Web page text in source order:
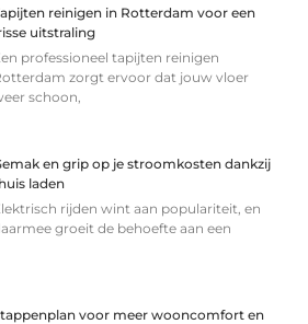
reinigen in Rotterdam voor een
uitstraling
professioneel tapijten reinigen
zorgt ervoor dat jouw vloer
schoon,
en grip op je stroomkosten dankzij
laden
rijden wint aan populariteit, en
groeit de behoefte aan een
voor meer wooncomfort en